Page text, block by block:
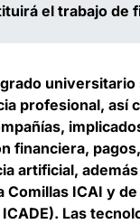
el trabajo de
universitario
profesional, así
financiera,
artificial,
Comillas ICAI y
Las